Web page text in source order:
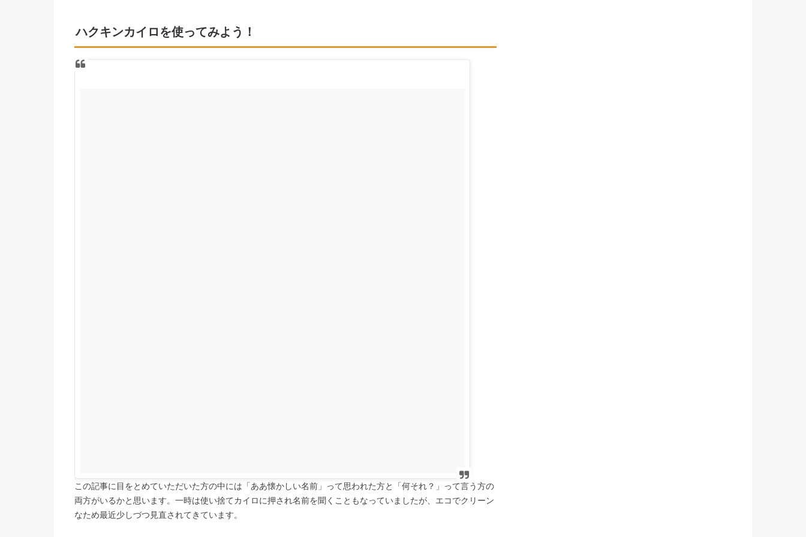
ハクキンカイロを使ってみよう！
この記事に目をとめていただいた方の中には「ああ懐かしい名前」って思われた方と「何それ？」って言う方の
両方がいるかと思います。一時は使い捨てカイロに押され名前を聞くこともなっていましたが、エコでクリーン
なため最近少しづつ見直されてきています。